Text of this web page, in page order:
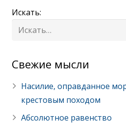
Искать:
Cвежие мысли
Насилие, оправданное
крестовым походом
Абсолютное равенство